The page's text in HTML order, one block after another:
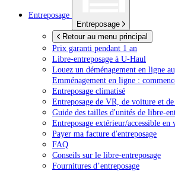
Entreposage
Entreposage
Retour au menu principal
Prix garanti pendant 1 an
Libre-entreposage à U-Haul
Louez un déménagement en ligne
Emménagement en ligne :
Entreposage climatisé
Entreposage de VR, de voiture et de
Guide des tailles d'unités de libre-
Entreposage extérieur/accessible en
Payer ma facture d'entreposage
FAQ
Conseils sur le libre-entreposage
Fournitures d’entreposage